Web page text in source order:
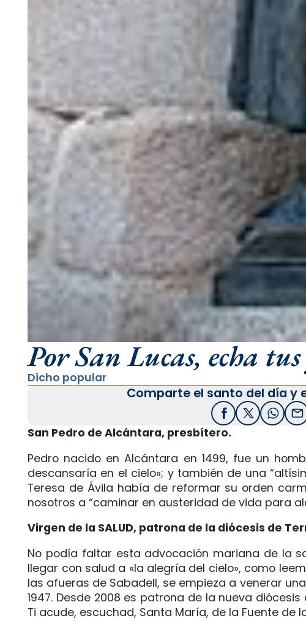
Por San Lucas, echa
Dicho popular
Comparte el santo del día y
FacebookX / Twitter
San Pedro de Alcántara, presbítero.
Pedro nacido en Alcántara en 1499, fue un
descansaría en el cielo»; y también de una
Teresa de Ávila había de reformar su orden
nosotros a “caminar en austeridad de vida para
Virgen de la SALUD, patrona de la diócesis de
No podía faltar esta advocación mariana de la
llegar con salud a «la alegría del cielo», como
las afueras de Sabadell, se empieza a venerar
1947. Desde 2008 es patrona de la nueva
Ti acude, escuchad, Santa María, de la Fuente de